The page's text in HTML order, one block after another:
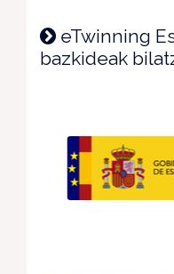
eTwinning
bazkideak